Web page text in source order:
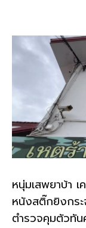
หนุ่มเสพยาบ้า
หนังสติ๊กยิงกร
ตำรวจคุมตัวทั